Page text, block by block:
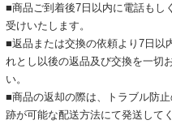
■商品ご到着後7日以内に電話もし
受けいたします。
■返品または交換の依頼より7日以
れとし以後の返品及び交換を一切
い。
■商品の返却の際は、トラブル防
跡が可能な配送方法にて発送して